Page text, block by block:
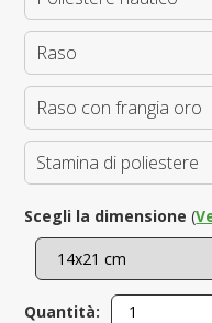
Raso
Raso con frangia oro
Stamina di poliestere
Scegli la dimensione (
Quantità: